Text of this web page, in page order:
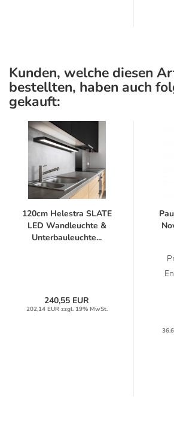
Kunden, welche diesen
bestellten, haben auch
gekauft:
120cm Helestra SLATE
LED Wandleuchte &
Unterbauleuchte...
240,55 EUR
202,14 EUR zzgl. 19% MwSt.